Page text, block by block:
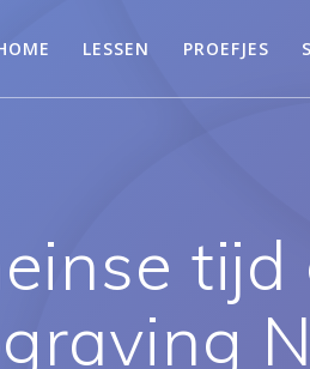
LESSEN PROEFJES